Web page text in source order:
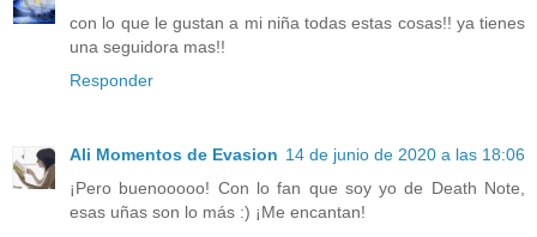
con lo que le gustan a mi niña todas estas cosas!! ya tienes
una seguidora mas!!
Responder
Ali Momentos de Evasion 14 de junio de 2020 a las 18:06
¡Pero buenooooo! Con lo fan que soy yo de Death Note,
esas uñas son lo más :) ¡Me encantan!